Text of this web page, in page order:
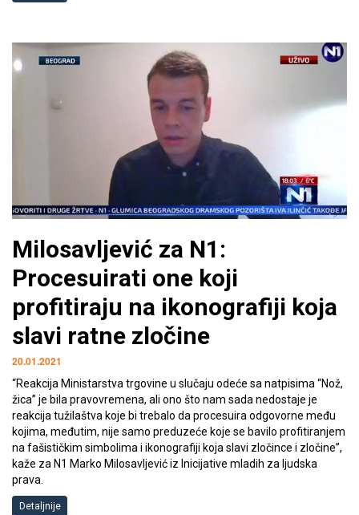
Milosavljević za N1:
Procesuirati one koji
profitiraju na ikonografiji koja
slavi ratne zločine
20.01.2021
“Reakcija Ministarstva trgovine u slučaju odeće sa natpisima “Nož,
žica” je bila pravovremena, ali ono što nam sada nedostaje je
reakcija tužilaštva koje bi trebalo da procesuira odgovorne među
kojima, međutim, nije samo preduzeće koje se bavilo profitiranjem
na fašističkim simbolima i ikonografiji koja slavi zločince i zločine”,
kaže za N1 Marko Milosavljević iz Inicijative mladih za ljudska
prava.
Detaljnije